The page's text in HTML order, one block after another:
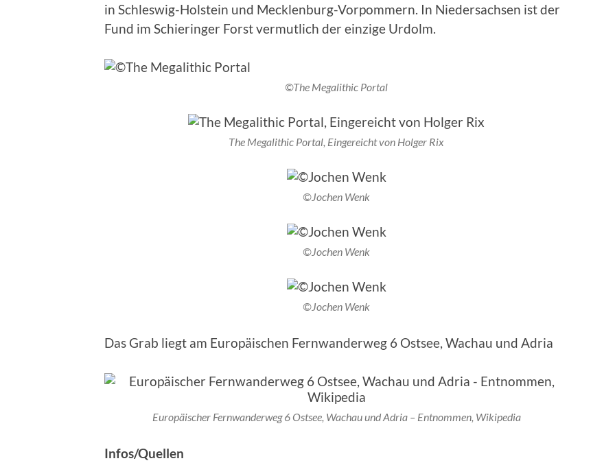
in Schleswig-Holstein und Mecklenburg-Vorpommern. In Niedersachsen ist der
Fund im Schieringer Forst vermutlich der einzige Urdolm.
©The Megalithic Portal
The Megalithic Portal, Eingereicht von Holger Rix
©Jochen Wenk
©Jochen Wenk
©Jochen Wenk
Das Grab liegt am Europäischen Fernwanderweg 6 Ostsee, Wachau und Adria
Europäischer Fernwanderweg 6 Ostsee, Wachau und Adria – Entnommen, Wikipedia
Infos/Quellen